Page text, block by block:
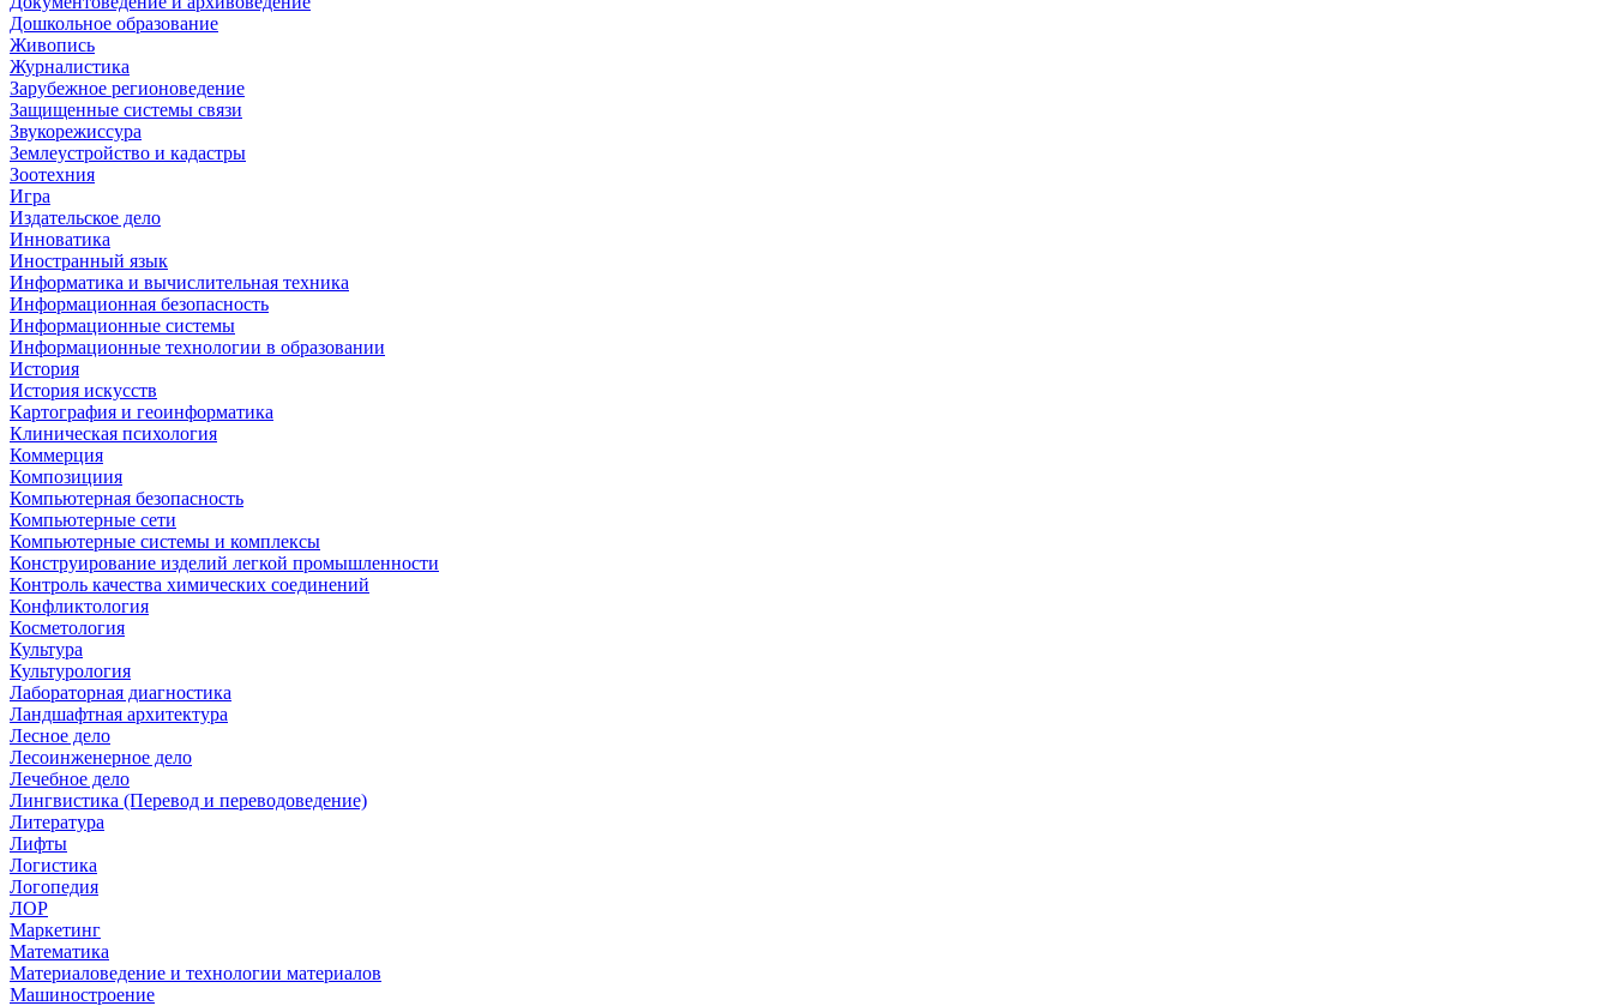
Дошкольное образование
Живопись
Журналистика
Зарубежное регионоведение
Защищенные системы связи
Звукорежиссура
Землеустройство и кадастры
Зоотехния
Игра
Издательское дело
Инноватика
Иностранный язык
Информатика и вычислительная техника
Информационная безопасность
Информационные системы
Информационные технологии в образовании
История
История искусств
Картография и геоинформатика
Клиническая психология
Коммерция
Композициия
Компьютерная безопасность
Компьютерные сети
Компьютерные системы и комплексы
Конструирование изделий легкой промышленности
Контроль качества химических соединений
Конфликтология
Косметология
Культура
Культурология
Лабораторная диагностика
Ландшафтная архитектура
Лесное дело
Лесоинженерное дело
Лечебное дело
Лингвистика (Перевод и переводоведение)
Литература
Лифты
Логистика
Логопедия
ЛОР
Маркетинг
Математика
Материаловедение и технологии материалов
Машиностроение